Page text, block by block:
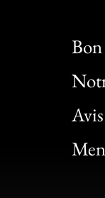
Bon
Clic